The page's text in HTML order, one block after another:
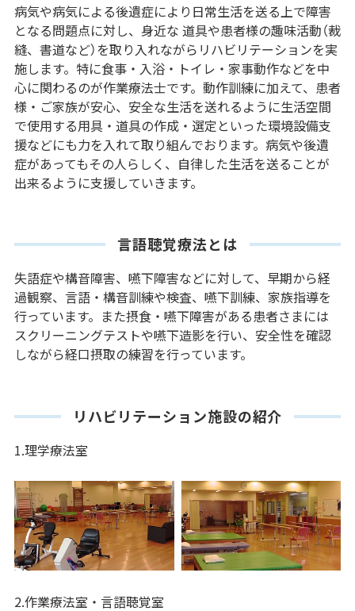
病気や病気による後遺症により日常生活を送る上で障害
となる問題点に対し、身近な 道具や患者様の趣味活動（裁
縫、書道など）を取り入れながらリハビリテーションを実
施します。特に食事・入浴・トイレ・家事動作などを中
心に関わるのが作業療法士です。動作訓練に加えて、患者
様・ご家族が安心、安全な生活を送れるように生活空間
で使用する用具・道具の作成・選定といった環境設備支
援などにも力を入れて取り組んでおります。病気や後遺
症があってもその人らしく、自律した生活を送ることが
出来るように支援していきます。
言語聴覚療法とは
失語症や構音障害、嚥下障害などに対して、早期から経
過観察、言語・構音訓練や検査、嚥下訓練、家族指導を
行っています。また摂食・嚥下障害がある患者さまには
スクリーニングテストや嚥下造影を行い、安全性を確認
しながら経口摂取の練習を行っています。
リハビリテーション施設の紹介
1.理学療法室
2.作業療法室・言語聴覚室